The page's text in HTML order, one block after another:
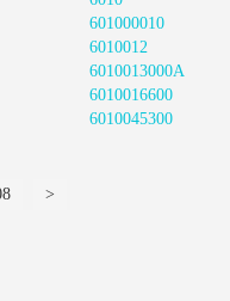
601000010
6010012
6010013000A
6010016600
6010045300
>